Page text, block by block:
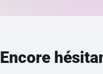
Encore